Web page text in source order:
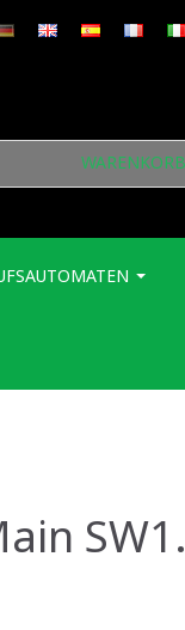
WARENKORB